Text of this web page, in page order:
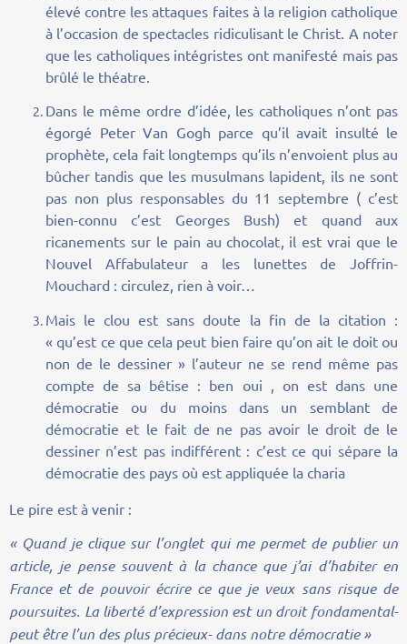
élevé contre les attaques faites à la religion catholique
à l’occasion de spectacles ridiculisant le Christ. A noter
que les catholiques intégristes ont manifesté mais pas
brûlé le théatre.
Dans le même ordre d’idée, les catholiques n’ont pas
égorgé Peter Van Gogh parce qu’il avait insulté le
prophète, cela fait longtemps qu’ils n’envoient plus au
bûcher tandis que les musulmans lapident, ils ne sont
pas non plus responsables du 11 septembre ( c’est
bien-connu c’est Georges Bush) et quand aux
ricanements sur le pain au chocolat, il est vrai que le
Nouvel Affabulateur a les lunettes de Joffrin-
Mouchard : circulez, rien à voir…
Mais le clou est sans doute la fin de la citation :
« qu’est ce que cela peut bien faire qu’on ait le doit ou
non de le dessiner » l’auteur ne se rend même pas
compte de sa bêtise : ben oui , on est dans une
démocratie ou du moins dans un semblant de
démocratie et le fait de ne pas avoir le droit de le
dessiner n’est pas indifférent : c’est ce qui sépare la
démocratie des pays où est appliquée la charia
Le pire est à venir :
« Quand je clique sur l’onglet qui me permet de publier un
article, je pense souvent à la chance que j’ai d’habiter en
France et de pouvoir écrire ce que je veux sans risque de
poursuites. La liberté d’expression est un droit fondamental-
peut être l’un des plus précieux- dans notre démocratie »